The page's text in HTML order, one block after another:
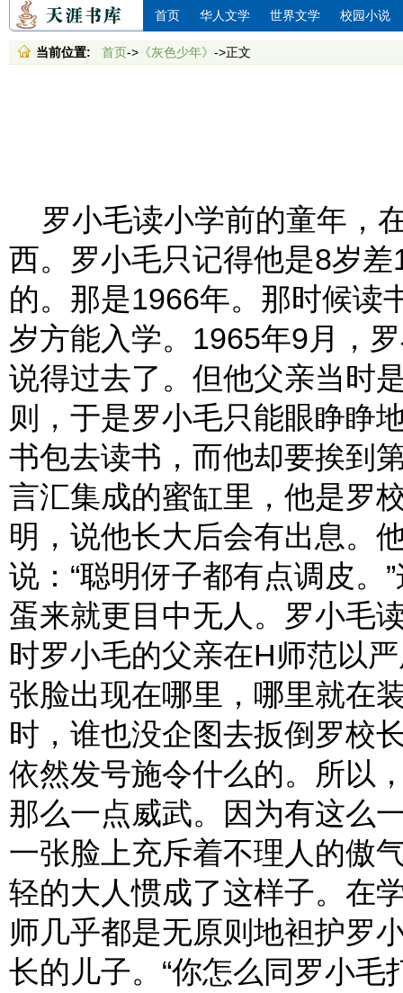
首页 华人文学 世界文学 校园小说
当前位置: 首页-> 《灰色少年》 ->正文
罗小毛读小学前的童年，
西。罗小毛只记得他是8岁
的。那是1966年。那时候读
岁方能入学。1965年9月，
说得过去了。但他父亲当时
则，于是罗小毛只能眼睁睁
书包去读书，而他却要挨到
言汇集成的蜜缸里，他是罗
明，说他长大后会有出息。
说：“聪明伢子都有点调皮。
蛋来就更目中无人。罗小毛
时罗小毛的父亲在H师范以
张脸出现在哪里，哪里就在
时，谁也没企图去扳倒罗校
依然发号施令什么的。所以
那么一点威武。因为有这么
一张脸上充斥着不理人的傲
轻的大人惯成了这样子。在
师几乎都是无原则地袒护罗
长的儿子。“你怎么同罗小毛